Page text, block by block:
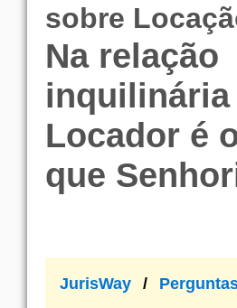
sobre
Na relação
inquilinária
Locador é
que
JurisWay